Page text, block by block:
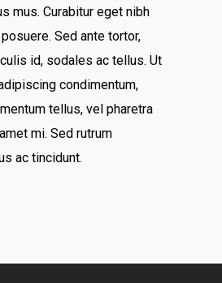
mus. Curabitur eget nibh
Sed ante tortor,
id, sodales ac tellus. Ut
condimentum,
tellus, vel pharetra
mi. Sed rutrum
ac tincidunt.